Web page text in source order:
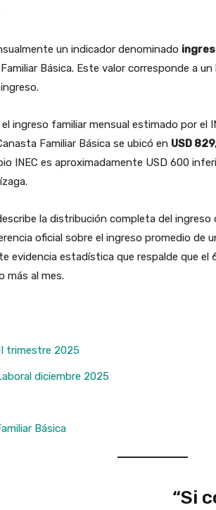
un indicador denominado
Básica. Este valor corresponde a
ingreso familiar mensual estimado por el
Familiar Básica se ubicó en USD
INEC es aproximadamente USD 600
la distribución completa del
oficial sobre el ingreso promedio de
evidencia estadística que respalde que el
más al mes.
trimestre 2025
diciembre 2025
Básica
“Si